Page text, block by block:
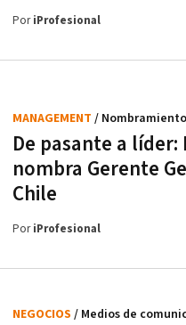
PoriProfesional
De pasante a
nombra Gerente
Chile
MANAGEMENT /
PoriProfesional
NEGOCIOS / Medios de